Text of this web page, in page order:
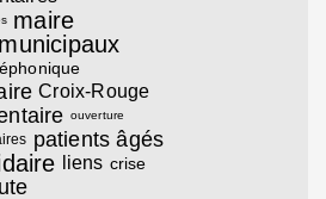
maire
Croix-Rouge
ouverture
patients âgés
liens crise